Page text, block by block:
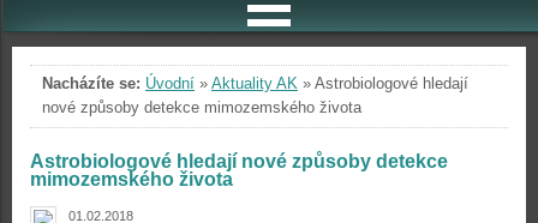
Nacházíte se: Úvodní » Aktuality AK » Astrobiologové hledají
nové způsoby detekce mimozemského života
Astrobiologové hledají nové způsoby detekce
mimozemského života
01.02.2018